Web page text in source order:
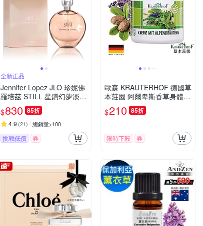
全新正品
Jennifer Lopez JLO 珍妮佛
羅培茲 STILL 星鑽幻夢淡香
精 100ML
$830 85折
4.9 (21) 總銷量>100
挑戰低價 券
歐森 KRAUTERHOF 德國草
本莊園 阿爾卑斯香草身體乳
(250ml)
$210 85折
限時下殺 券